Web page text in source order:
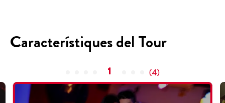
Característiques del Tour
1 (4)